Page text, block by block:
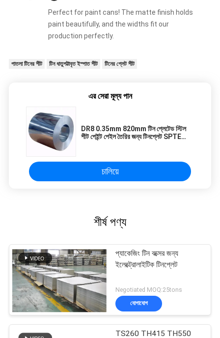
Perfect for paint cans! The matte finish holds
paint beautifully, and the widths fit our
production perfectly.
পাতলা টিনের শীট টিন ধাতুপট্টাবৃত ইস্পাত শীট টিনের প্লেট শীট
এর সেরা মূল্য পান
DR8 0.35mm 820mm টিন প্লেটেড স্টিল
শীট পেইন্ট পেইল তৈরির জন্য টিনপ্লেট SPTE
চালিয়ে
শীর্ষ পণ্য
প্যাকেজিং টিন বক্সের জন্য
ইলেক্ট্রোলাইটিক টিনপ্লেট
Negotiated MOQ:25tons
যোগাযোগ
TS260 TH415 TH550